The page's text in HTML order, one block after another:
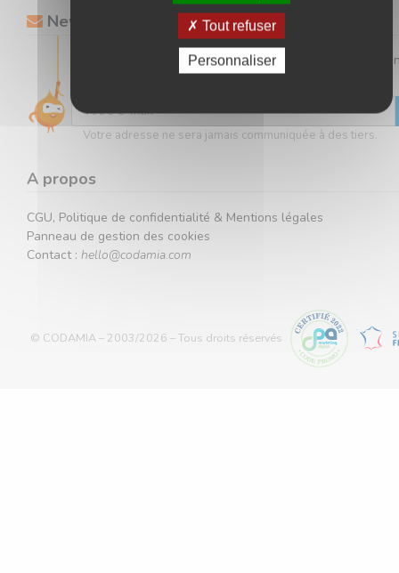
Newsletter
Gardez un œil sur toutes nos offres en vous inscrivant à
Votre adresse ne sera jamais communiquée à des tiers.
A propos
CGU, Politique de confidentialité & Mentions légales
Panneau de gestion des cookies
Contact : hello@codamia.com
© CODAMIA – 2003/2026 – Tous droits réservés
Tout refuser
Personnaliser